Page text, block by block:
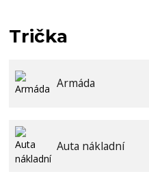
Trička
Armáda
Auta nákladní